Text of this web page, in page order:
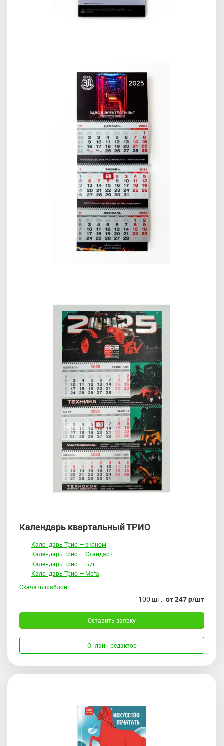
Календарь квартальный ТРИО
Календарь Трио — эконом
Календарь Трио — Стандарт
Календарь Трио — Биг
Календарь Трио — Мега
Скачать шаблон
100 шт. от 247 р/шт
Оставить заявку
Онлайн редактор